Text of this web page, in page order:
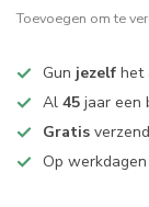
Toevoegen om te
Gun jezelf het
Al 45 jaar een
Gratis
Op